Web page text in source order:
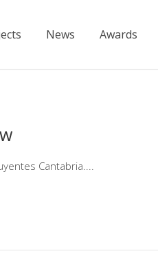
News Awards
Cantabria.